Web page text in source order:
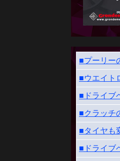
■プーリー
■ウエイト
■ドライブ
■クラッチ
■タイヤも
■ドライブ